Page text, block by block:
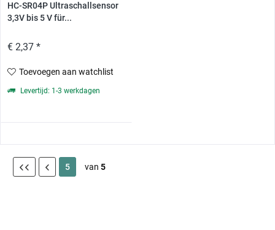
HC-SR04P Ultraschallsensor
3,3V bis 5 V für...
€ 2,37 *
Toevoegen aan watchlist
Levertijd: 1-3 werkdagen
5 van 5